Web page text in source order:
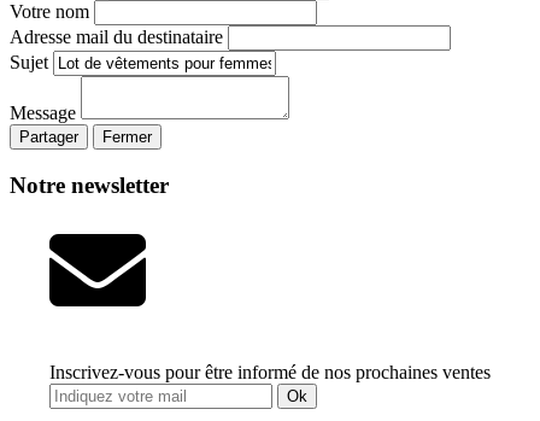
Votre nom
Adresse mail du destinataire
Sujet
Message
Partager Fermer
Notre newsletter
Inscrivez-vous pour être informé de nos prochaines ventes
Ok